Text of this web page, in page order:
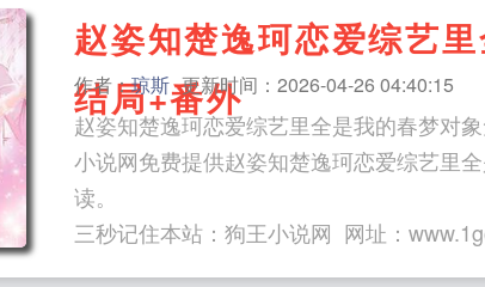
赵姿知楚逸珂恋爱综艺
结局+番外
作者：琼斯 更新时间：2026-04-26 04:40:15
赵姿知楚逸珂恋爱综艺里全是我的春梦对
小说网免费提供赵姿知楚逸珂恋爱综艺里
读。
三秒记住本站：狗王小说网 网址：